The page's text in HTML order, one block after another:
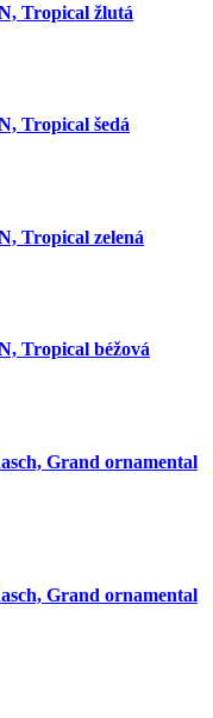
Tropical žlutá
Tropical šedá
Tropical zelená
Tropical béžová
Grand ornamental
Grand ornamental